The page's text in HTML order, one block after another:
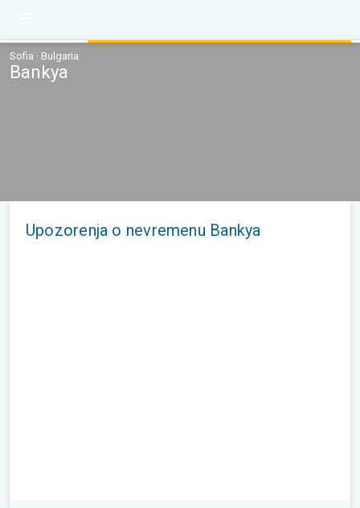
Sofia · Bulgaria
Bankya
Upozorenja o nevremenu Bankya